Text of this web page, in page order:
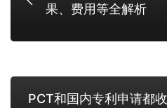
果、费用等全解析
PCT和国内专利申请都